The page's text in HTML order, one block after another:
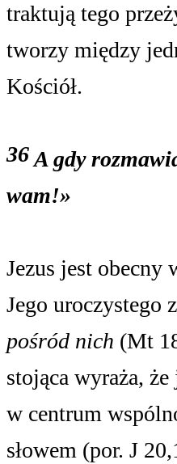
traktują tego
tworzy między
Kościół.
36A gdy
wam!»
Jezus jest obecny
Jego uroczystego
pośród nich (Mt
stojąca wyraża,
w centrum
słowem (por. J